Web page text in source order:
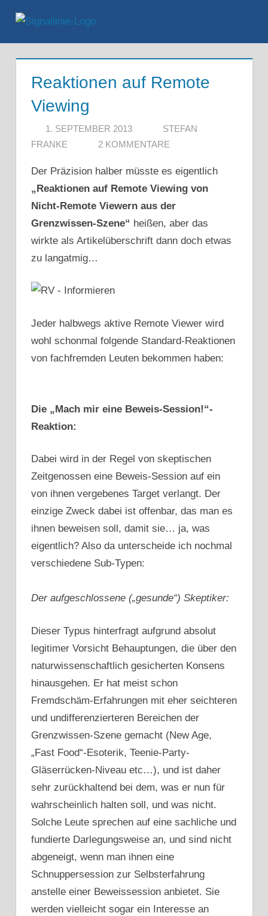
Inhalt
springen
Reaktionen auf Remote
Viewing
1. SEPTEMBER 2013
STEFAN
FRANKE
2 KOMMENTARE
Der Präzision halber müsste es eigentlich
„Reaktionen auf Remote Viewing von
Nicht-Remote Viewern aus der
Grenzwissen-Szene“ heißen, aber das
wirkte als Artikelüberschrift dann doch etwas
zu langatmig…
Jeder halbwegs aktive Remote Viewer wird
wohl schonmal folgende Standard-Reaktionen
von fachfremden Leuten bekommen haben:
Die „Mach mir eine Beweis-Session!“-
Reaktion:
Dabei wird in der Regel von skeptischen
Zeitgenossen eine Beweis-Session auf ein
von ihnen vergebenes Target verlangt. Der
einzige Zweck dabei ist offenbar, das man es
ihnen beweisen soll, damit sie… ja, was
eigentlich? Also da unterscheide ich nochmal
verschiedene Sub-Typen:
Der aufgeschlossene („gesunde“) Skeptiker:
Dieser Typus hinterfragt aufgrund absolut
legitimer Vorsicht Behauptungen, die über den
naturwissenschaftlich gesicherten Konsens
hinausgehen. Er hat meist schon
Fremdschäm-Erfahrungen mit eher seichteren
und undifferenzierteren Bereichen der
Grenzwissen-Szene gemacht (New Age,
„Fast Food“-Esoterik, Teenie-Party-
Gläserrücken-Niveau etc…), und ist daher
sehr zurückhaltend bei dem, was er nun für
wahrscheinlich halten soll, und was nicht.
Solche Leute sprechen auf eine sachliche und
fundierte Darlegungsweise an, und sind nicht
abgeneigt, wenn man ihnen eine
Schnuppersession zur Selbsterfahrung
anstelle einer Beweissession anbietet. Sie
werden vielleicht sogar ein Interesse an